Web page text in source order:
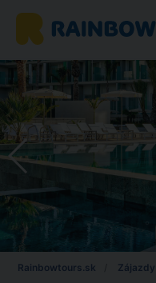
Rainbowtours.sk Zájazdy